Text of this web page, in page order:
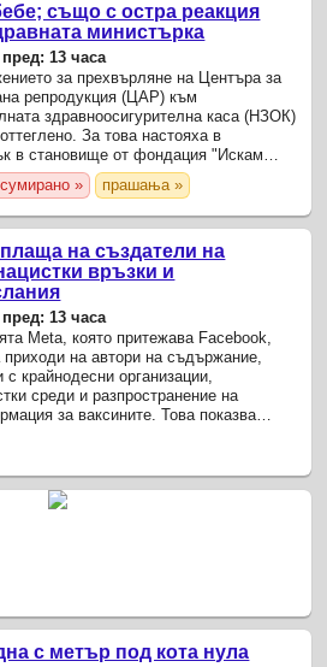
също с остра реакция
министърка
пред: 13 часа
за прехвърляне на Центъра за
репродукция (ЦАР) към
здравноосигурителна каса (НЗОК)
За това настояха в
в становище от фондация "Искам
за становището са идеи за
на стуктури в МЗ, ...
сумирано » прашања »
на създатели на
връзки и
пред: 13 часа
Meta, която притежава Facebook,
на автори на съдържание,
с крайнодесни организации,
среди и разпространение на
за ваксините. Това показва
с метър под кота нула